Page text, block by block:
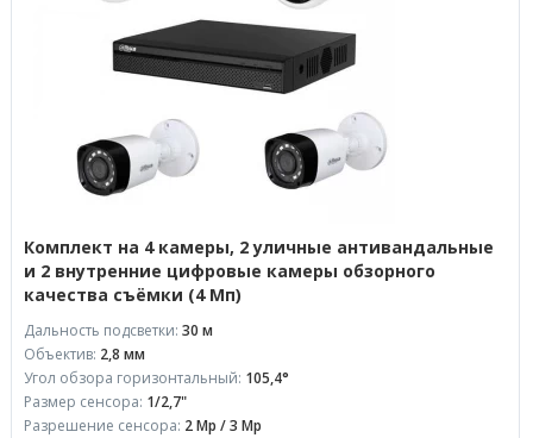
Комплект на 4 камеры, 2 уличные антивандальные
и 2 внутренние цифровые камеры обзорного
качества съёмки (4 Мп)
Дальность подсветки: 30 м
Объектив: 2,8 мм
Угол обзора горизонтальный: 105,4°
Размер сенсора: 1/2,7"
Разрешение сенсора: 2 Mp / 3 Mp